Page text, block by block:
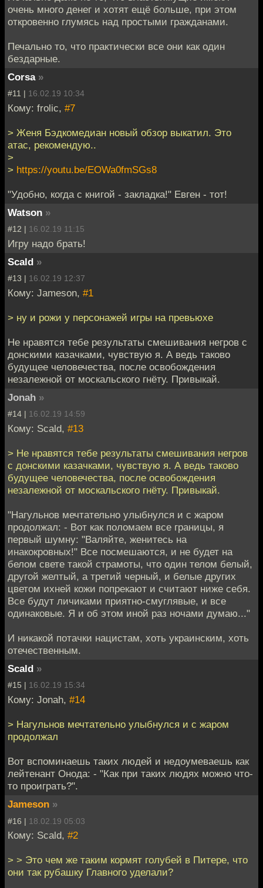
очень много денег и хотят ещё больше, при этом
откровенно глумясь над простыми гражданами.
Печально то, что практически все они как один
бездарные.
Corsa »
#11 | 16.02.19 10:34
Кому: frolic, #7
> Женя Бэдкомедиан новый обзор выкатил. Это
атас, рекомендую..
>
> https://youtu.be/EOWa0fmSGs8
"Удобно, когда с книгой - закладка!" Евген - тот!
Watson »
#12 | 16.02.19 11:15
Игру надо брать!
Scald »
#13 | 16.02.19 12:37
Кому: Jameson, #1
> ну и рожи у персонажей игры на превьюхе
Не нравятся тебе результаты смешивания негров с
донскими казачками, чувствую я. А ведь таково
будущее человечества, после освобождения
незалежной от москальского гнёту. Привыкай.
Jonah »
#14 | 16.02.19 14:59
Кому: Scald, #13
> Не нравятся тебе результаты смешивания негров
с донскими казачками, чувствую я. А ведь таково
будущее человечества, после освобождения
незалежной от москальского гнёту. Привыкай.
"Нагульнов мечтательно улыбнулся и с жаром
продолжал: - Вот как поломаем все границы, я
первый шумну: "Валяйте, женитесь на
инакокровных!" Все посмешаются, и не будет на
белом свете такой страмоты, что один телом белый,
другой желтый, а третий черный, и белые других
цветом ихней кожи попрекают и считают ниже себя.
Все будут личиками приятно-смуглявые, и все
одинаковые. Я и об этом иной раз ночами думаю..."
И никакой потачки нацистам, хоть украинским, хоть
отечественным.
Scald »
#15 | 16.02.19 15:34
Кому: Jonah, #14
> Нагульнов мечтательно улыбнулся и с жаром
продолжал
Вот вспоминаешь таких людей и недоумеваешь как
лейтенант Онода: - "Как при таких людях можно что-
то проиграть?".
Jameson »
#16 | 18.02.19 05:03
Кому: Scald, #2
> > Это чем же таким кормят голубей в Питере, что
они так рубашку Главного уделали?